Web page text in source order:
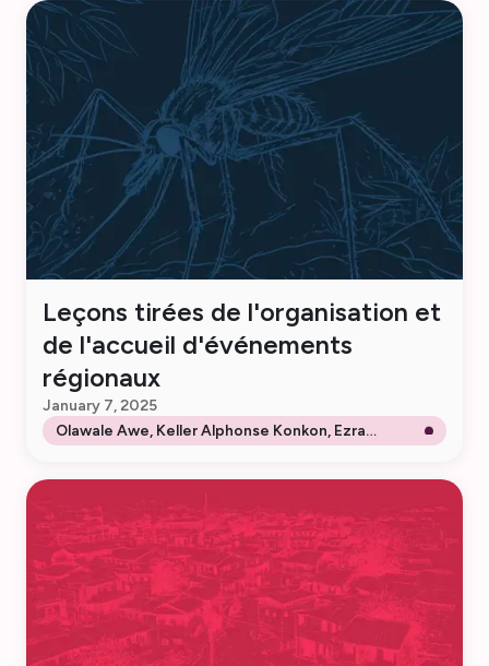
Leçons tirées de l'organisation et
de l'accueil d'événements
régionaux
January 7, 2025
Olawale Awe, Keller Alphonse Konkon, Ezra